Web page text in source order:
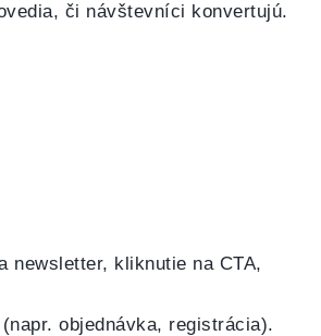
či návštevníci konvertujú.
newsletter, kliknutie na CTA,
objednávka, registrácia).